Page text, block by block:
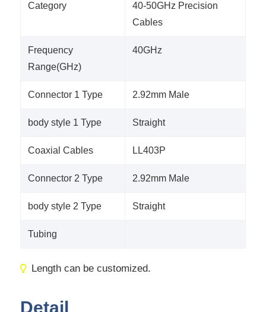
Category
40-50GHz Precision
Cables
Frequency
Range(GHz)
40GHz
Connector 1 Type 2.92mm Male
body style 1 Type Straight
Coaxial Cables LL403P
Connector 2 Type 2.92mm Male
body style 2 Type Straight
Tubing
Length can be customized.
Detail